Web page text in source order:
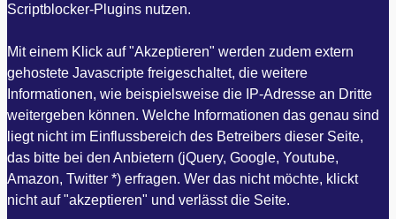
Scriptblocker-Plugins nutzen.
Mit einem Klick auf "Akzeptieren" werden zudem extern
gehostete Javascripte freigeschaltet, die weitere
Informationen, wie beispielsweise die IP-Adresse an Dritte
weitergeben können. Welche Informationen das genau sind
liegt nicht im Einflussbereich des Betreibers dieser Seite,
das bitte bei den Anbietern (jQuery, Google, Youtube,
Amazon, Twitter *) erfragen. Wer das nicht möchte, klickt
nicht auf "akzeptieren" und verlässt die Seite.